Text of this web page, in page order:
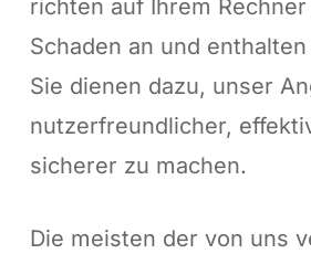
richten auf Ihrem
Schaden an und
Sie dienen dazu, unser
nutzerfreundlicher,
sicherer zu machen.
Die meisten der von uns